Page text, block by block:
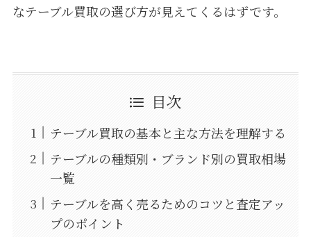
なテーブル買取の選び方が見えてくるはずです。
目次
テーブル買取の基本と主な方法を理解する
テーブルの種類別・ブランド別の買取相場
一覧
テーブルを高く売るためのコツと査定アッ
プのポイント